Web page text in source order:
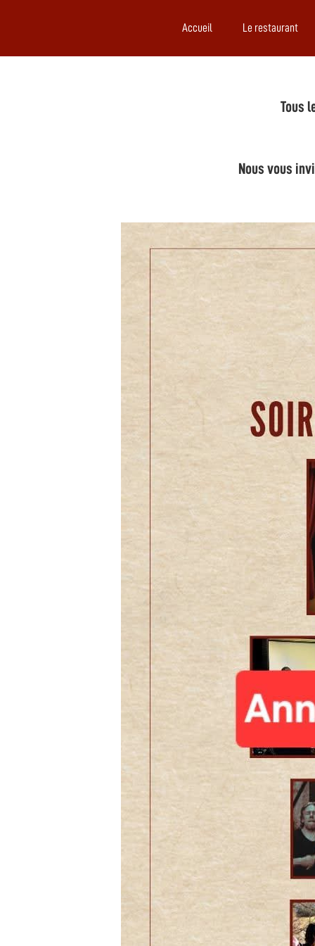
Accueil Le restaurant
Tous
Nous vous